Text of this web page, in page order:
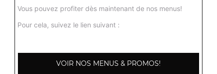
Vous pouvez profiter dès maintenant de nos menus!
Pour cela, suivez le lien suivant :
VOIR NOS MENUS & PROMOS!